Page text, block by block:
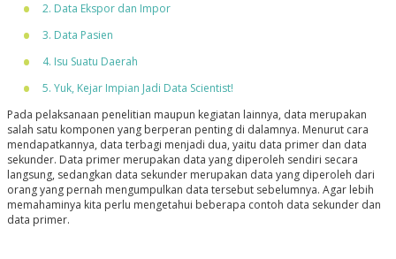
2. Data Ekspor dan Impor
3. Data Pasien
4. Isu Suatu Daerah
5. Yuk, Kejar Impian Jadi Data Scientist!
Pada pelaksanaan penelitian maupun kegiatan lainnya, data merupakan
salah satu komponen yang berperan penting di dalamnya. Menurut cara
mendapatkannya, data terbagi menjadi dua, yaitu data primer dan data
sekunder. Data primer merupakan data yang diperoleh sendiri secara
langsung, sedangkan data sekunder merupakan data yang diperoleh dari
orang yang pernah mengumpulkan data tersebut sebelumnya. Agar lebih
memahaminya kita perlu mengetahui beberapa contoh data sekunder dan
data primer.